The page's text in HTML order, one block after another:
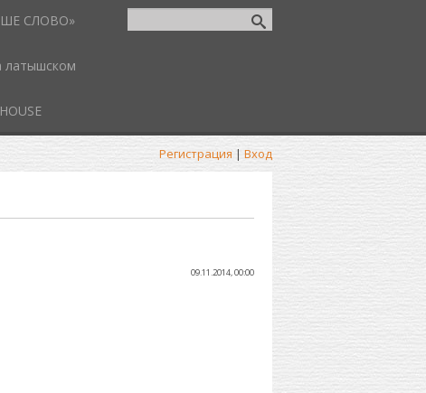
СЛОВО»
латышском
Регистрация | Вход
09.11.2014, 00:00